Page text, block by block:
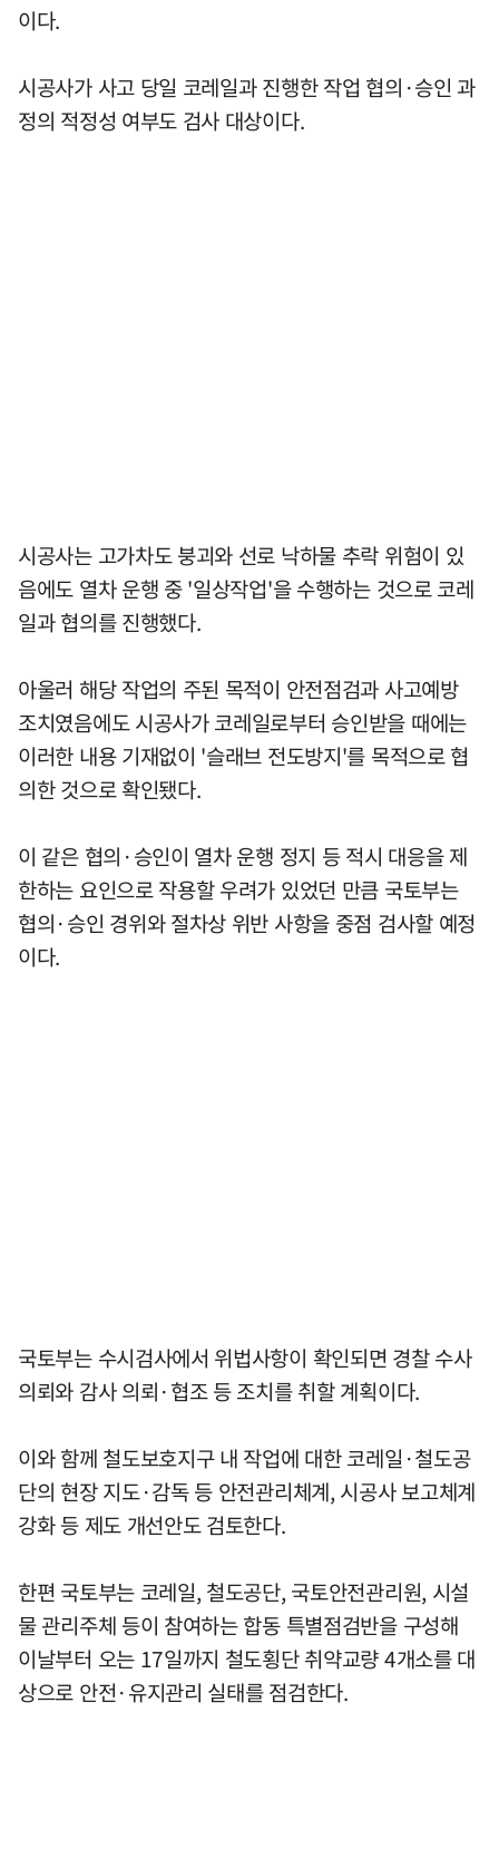
이다.
시공사가 사고 당일 코레일과 진행한 작업 협의·승인 과
정의 적정성 여부도 검사 대상이다.
시공사는 고가차도 붕괴와 선로 낙하물 추락 위험이 있
음에도 열차 운행 중 '일상작업'을 수행하는 것으로 코레
일과 협의를 진행했다.
아울러 해당 작업의 주된 목적이 안전점검과 사고예방
조치였음에도 시공사가 코레일로부터 승인받을 때에는
이러한 내용 기재없이 '슬래브 전도방지'를 목적으로 협
의한 것으로 확인됐다.
이 같은 협의·승인이 열차 운행 정지 등 적시 대응을 제
한하는 요인으로 작용할 우려가 있었던 만큼 국토부는
협의·승인 경위와 절차상 위반 사항을 중점 검사할 예정
이다.
국토부는 수시검사에서 위법사항이 확인되면 경찰 수사
의뢰와 감사 의뢰·협조 등 조치를 취할 계획이다.
이와 함께 철도보호지구 내 작업에 대한 코레일·철도공
단의 현장 지도·감독 등 안전관리체계, 시공사 보고체계
강화 등 제도 개선안도 검토한다.
한편 국토부는 코레일, 철도공단, 국토안전관리원, 시설
물 관리주체 등이 참여하는 합동 특별점검반을 구성해
이날부터 오는 17일까지 철도횡단 취약교량 4개소를 대
상으로 안전·유지관리 실태를 점검한다.